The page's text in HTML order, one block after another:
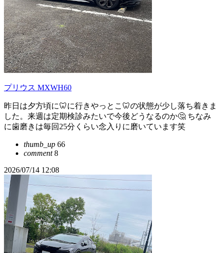
プリウス MXWH60
昨日は夕方頃に🦷に行きやっとこ🦷の状態が少し落ち着きま
した。来週は定期検診みたいで今後どうなるのか🤔 ちなみ
に歯磨きは毎回25分くらい念入りに磨いています笑
thumb_up 66
comment8
2026/07/14 12:08